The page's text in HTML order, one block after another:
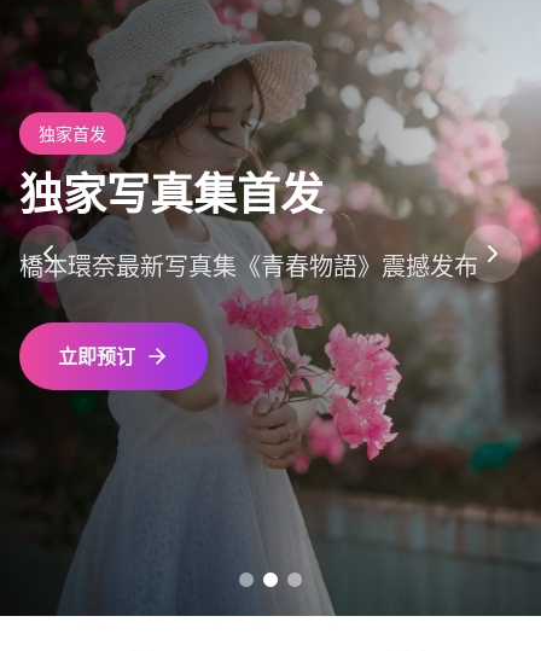
独家首发
独家写真集首发
橋本環奈最新写真集《青春物語》震撼发布
立即预订